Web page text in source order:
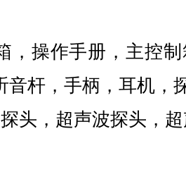
，操作手册，主控
音杆，手柄，耳机，
头，超声波探头，超